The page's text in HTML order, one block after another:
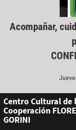
Acompañar,
Centro Cultural de
Cooperación
GORINI